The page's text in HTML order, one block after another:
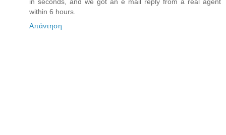
within 6 hours.
Απάντηση